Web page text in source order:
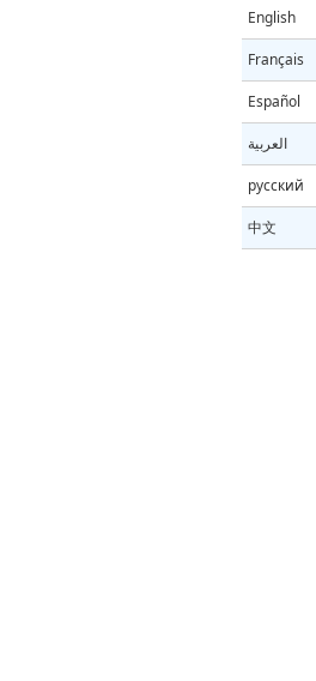
English
Français
Español
العربية
русский
中文